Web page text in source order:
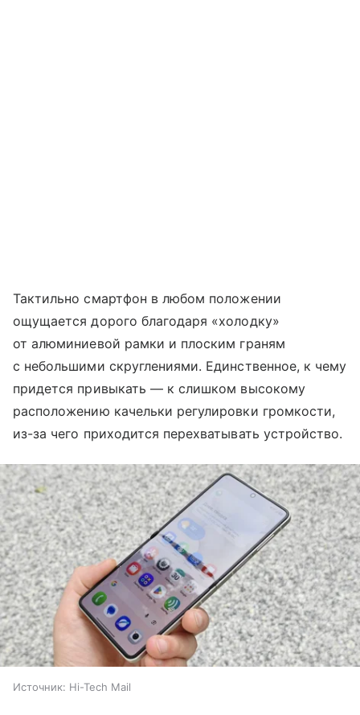
Тактильно смартфон в любом положении
ощущается дорого благодаря «холодку»
от алюминиевой рамки и плоским граням
с небольшими скруглениями. Единственное, к чему
придется привыкать — к слишком высокому
расположению качельки регулировки громкости,
из-за чего приходится перехватывать устройство.
Источник: Hi-Tech Mail